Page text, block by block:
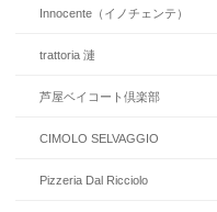
Innocente（イノチェンテ）
trattoria 漣
芦屋ベイコート倶楽部
CIMOLO SELVAGGIO
Pizzeria Dal Ricciolo